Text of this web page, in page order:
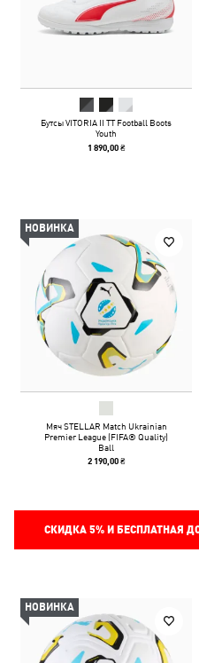
Бутсы VITORIA II TT Football Boots
Youth
1 890,00 ₴
НОВИНКА
Мяч STELLAR Match Ukrainian
Premier League (FIFA® Quality)
Ball
2 190,00 ₴
СКИДКА 5%И БЕСПЛАТНАЯ
НОВИНКА